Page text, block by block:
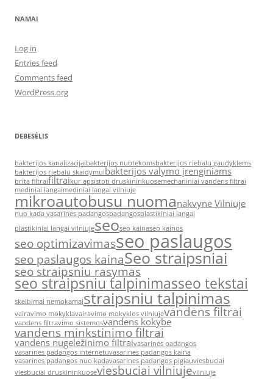
NAMAI
Log in
Entries feed
Comments feed
WordPress.org
DEBESĖLIS
bakterijos kanalizacijaibakterijos nuotekomsbakterijos riebalu gaudyklems
bakterijos riebalu skaidymuibakterijos valymo įrenginiams
brita filtraifiltraikur apsistoti druskininkuosemechaniniai vandens filtrai
mediniai langaimediniai langai vilniuje
mikroautobusu nuomanakvyne Vilniuje
nuo kada vasarines padangospadangosplastikiniai langai
plastikiniai langai vilniujeseoseo kainaseo kainos
seo optimizavimasseo paslaugos
seo paslaugos kainaSeo straipsniai
seo straipsniu rasymas
seo straipsniu talpinimasseo tekstai
skelbimai nemokamaistraipsniu talpinimas
vairavimo mokyklavairavimo mokyklos vilniujevandens filtrai
vandens filtravimo sistemosvandens kokybe
vandens minkstinimo filtrai
vandens nugeležinimo filtraivasarines padangos
vasarines padangos internetuvasarines padangos kaina
vasarines padangos nuo kadavasarines padangos pigiauviesbuciai
viesbuciai druskininkuoseviesbuciai vilniujevilniuje